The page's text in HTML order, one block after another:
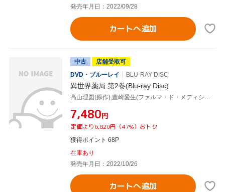
発売年月日：2022/09/28
カートへ追加
中古
店舗受取可
DVD・ブルーレイ
BLU-RAY DISC
異世界薬局 第2巻(Blu-ray Disc)
¥7,480円
定価より6,820円（47%）おトク
獲得ポイント 68P
在庫あり
発売年月日：2022/10/26
カートへ追加